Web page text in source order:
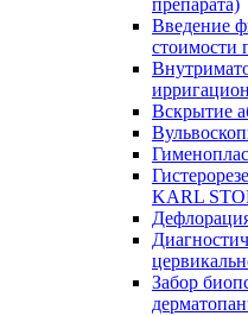
препарата)
Введение
стоимости
Вскрытие
KARL
Забор